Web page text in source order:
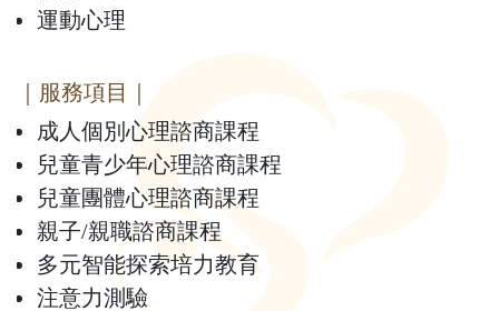
運動心理
｜服務項目｜
成人個別心理諮商課程
兒童青少年心理諮商課程
兒童團體心理諮商課程
親子/親職諮商課程
多元智能探索培力教育
注意力測驗